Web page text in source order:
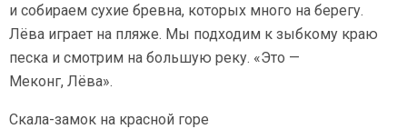
и собираем сухие бревна, которых много на берегу.
Лёва играет на пляже. Мы подходим к зыбкому краю
песка и смотрим на большую реку. «Это —
Меконг, Лёва».
Скала-замок на красной горе